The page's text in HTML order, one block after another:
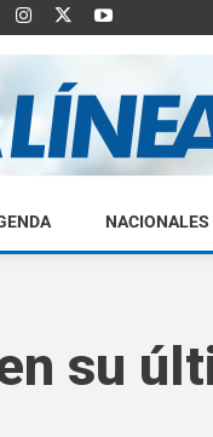
NACIONALES
su